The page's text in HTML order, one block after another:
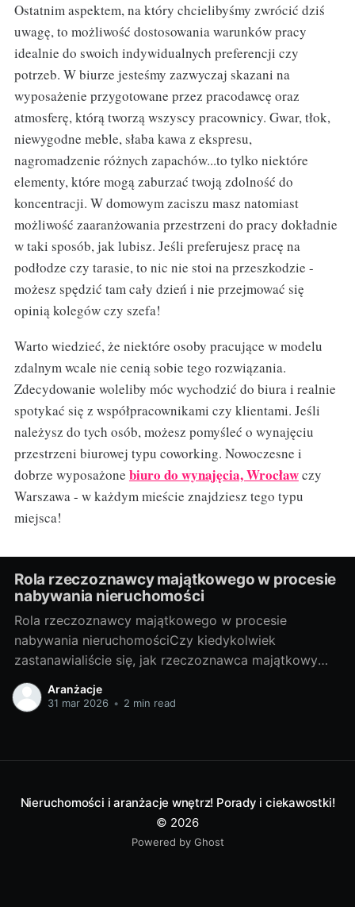
Ostatnim aspektem, na który chcielibyśmy zwrócić dziś
uwagę, to możliwość dostosowania warunków pracy
idealnie do swoich indywidualnych preferencji czy
potrzeb. W biurze jesteśmy zazwyczaj skazani na
wyposażenie przygotowane przez pracodawcę oraz
atmosferę, którą tworzą wszyscy pracownicy. Gwar, tłok,
niewygodne meble, słaba kawa z ekspresu,
nagromadzenie różnych zapachów...to tylko niektóre
elementy, które mogą zaburzać twoją zdolność do
koncentracji. W domowym zaciszu masz natomiast
możliwość zaaranżowania przestrzeni do pracy dokładnie
w taki sposób, jak lubisz. Jeśli preferujesz pracę na
podłodze czy tarasie, to nic nie stoi na przeszkodzie -
możesz spędzić tam cały dzień i nie przejmować się
opinią kolegów czy szefa!
Warto wiedzieć, że niektóre osoby pracujące w modelu
zdalnym wcale nie cenią sobie tego rozwiązania.
Zdecydowanie woleliby móc wychodzić do biura i realnie
spotykać się z współpracownikami czy klientami. Jeśli
należysz do tych osób, możesz pomyśleć o wynajęciu
przestrzeni biurowej typu coworking. Nowoczesne i
dobrze wyposażone biuro do wynajęcia, Wrocławczy
Warszawa - w każdym mieście znajdziesz tego typu
miejsca!
Rola rzeczoznawcy majątkowego w procesie
nabywania nieruchomości
Rola rzeczoznawcy majątkowego w procesie
nabywania nieruchomościCzy kiedykolwiek
zastanawialiście się, jak rzeczoznawca majątkowy
wpływa na proces nabywania nieruchomości? Czy
warto skorzystać z jego usług? W niniejszym artykule
rzeczoznawcy majątkowego1. Czym jest
Aranżacje
31 mar 2026 • 2 min read
Nieruchomości i aranżacje wnętrz! Porady i ciekawostki!
© 2026
Powered by Ghost